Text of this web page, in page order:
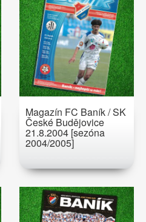
Magazín FC Baník / SK
České Budějovice
21.8.2004 [sezóna
2004/2005]